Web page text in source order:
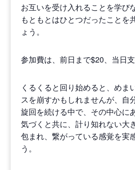
お互いを受け入れることを学び
もともとはひとつだったことを
ょう。
参加費は、前日まで$20、当日支
くるくると回り始めると、めま
スを崩すかもしれませんが、自
旋回を続ける中で、その中心に
気づくと共に、計り知れない大
包まれ、繋がっている感覚を実
う。